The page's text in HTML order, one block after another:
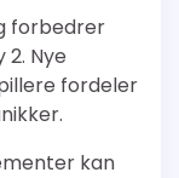
forbedrer
Nye
fordeler
kan